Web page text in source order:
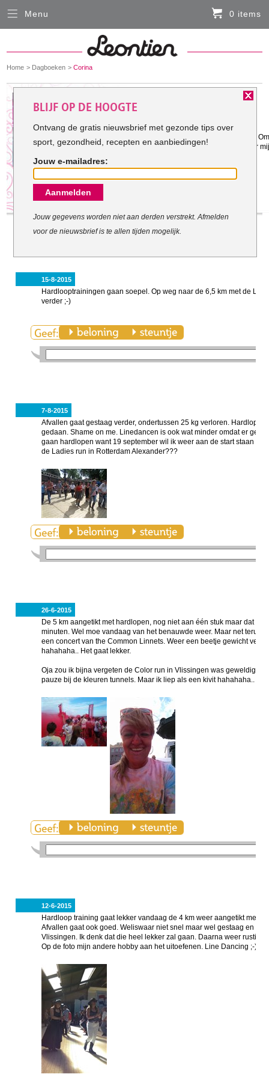
You
here:
Home Dagboeken Corina
Gestart met mijn doel: 26-2-2011
Omdat mijn conditie dan beter word.
leuker staan. Omdat het beter is voor
15-8-2015
Hardlooptrainingen gaan soepel. Op weg naar de 6,5 km met de
verder ;-)
7-8-2015
Afvallen gaat gestaag verder, ondertussen 25 kg verloren.
gedaan. Shame on me. Linedancen is ook wat minder omdat er
gaan hardlopen want 19 september wil ik weer aan de start staan
de Ladies run in Rotterdam Alexander???
26-6-2015
De 5 km aangetikt met hardlopen, nog niet aan één stuk maar dat
minuten. Wel moe vandaag van het benauwde weer. Maar net terug
een concert van the Common Linnets. Weer een beetje gewicht
hahahaha.. Het gaat lekker.
Oja zou ik bijna vergeten de Color run in Vlissingen was geweldig
pauze bij de kleuren tunnels. Maar ik liep als een kivit hahahaha..
12-6-2015
Hardloop training gaat lekker vandaag de 4 km weer aangetikt met
Afvallen gaat ook goed. Weliswaar niet snel maar wel gestaag en
Vlissingen. Ik denk dat die heel lekker zal gaan. Daarna weer rustig
Op de foto mijn andere hobby aan het uitoefenen. Line Dancing ;-)
Menu 0 items
Sluiten
HARDLOOPKLEDING
FIETSKLEDING
SERVICE
Inloggen
Contact- en adresgegevens
Levertijd, retourneren, ruilen
BLIJF OP DE HOOGTE
Ontvang de gratis nieuwsbrief met gezonde tips over
sport, gezondheid, recepten en aanbiedingen!
Jouw e-mailadres:
Aanmelden
Jouw gegevens worden niet aan derden verstrekt. Afmelden
voor de nieuwsbrief is te allen tijden mogelijk.